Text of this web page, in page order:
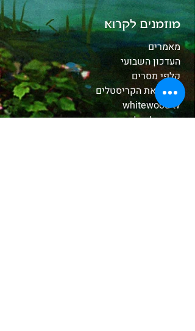
מוזמנים לקרוא
מאמרים
העדכון השבועי
קלפי מסרים
הכירו את הקריסטלים
whitewood tv
המסע לאבלון